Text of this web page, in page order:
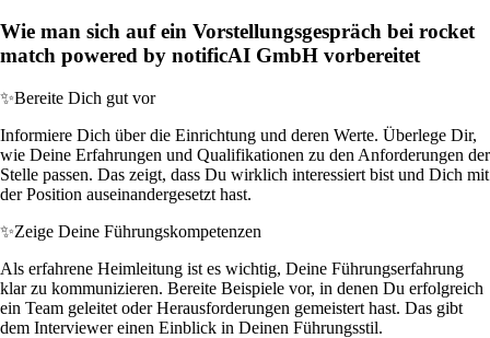
Wie man sich auf ein Vorstellungsgespräch bei rocket
match powered by notificAI GmbH vorbereitet
✨Bereite Dich gut vor
Informiere Dich über die Einrichtung und deren Werte. Überlege Dir,
wie Deine Erfahrungen und Qualifikationen zu den Anforderungen der
Stelle passen. Das zeigt, dass Du wirklich interessiert bist und Dich mit
der Position auseinandergesetzt hast.
✨Zeige Deine Führungskompetenzen
Als erfahrene Heimleitung ist es wichtig, Deine Führungserfahrung
klar zu kommunizieren. Bereite Beispiele vor, in denen Du erfolgreich
ein Team geleitet oder Herausforderungen gemeistert hast. Das gibt
dem Interviewer einen Einblick in Deinen Führungsstil.